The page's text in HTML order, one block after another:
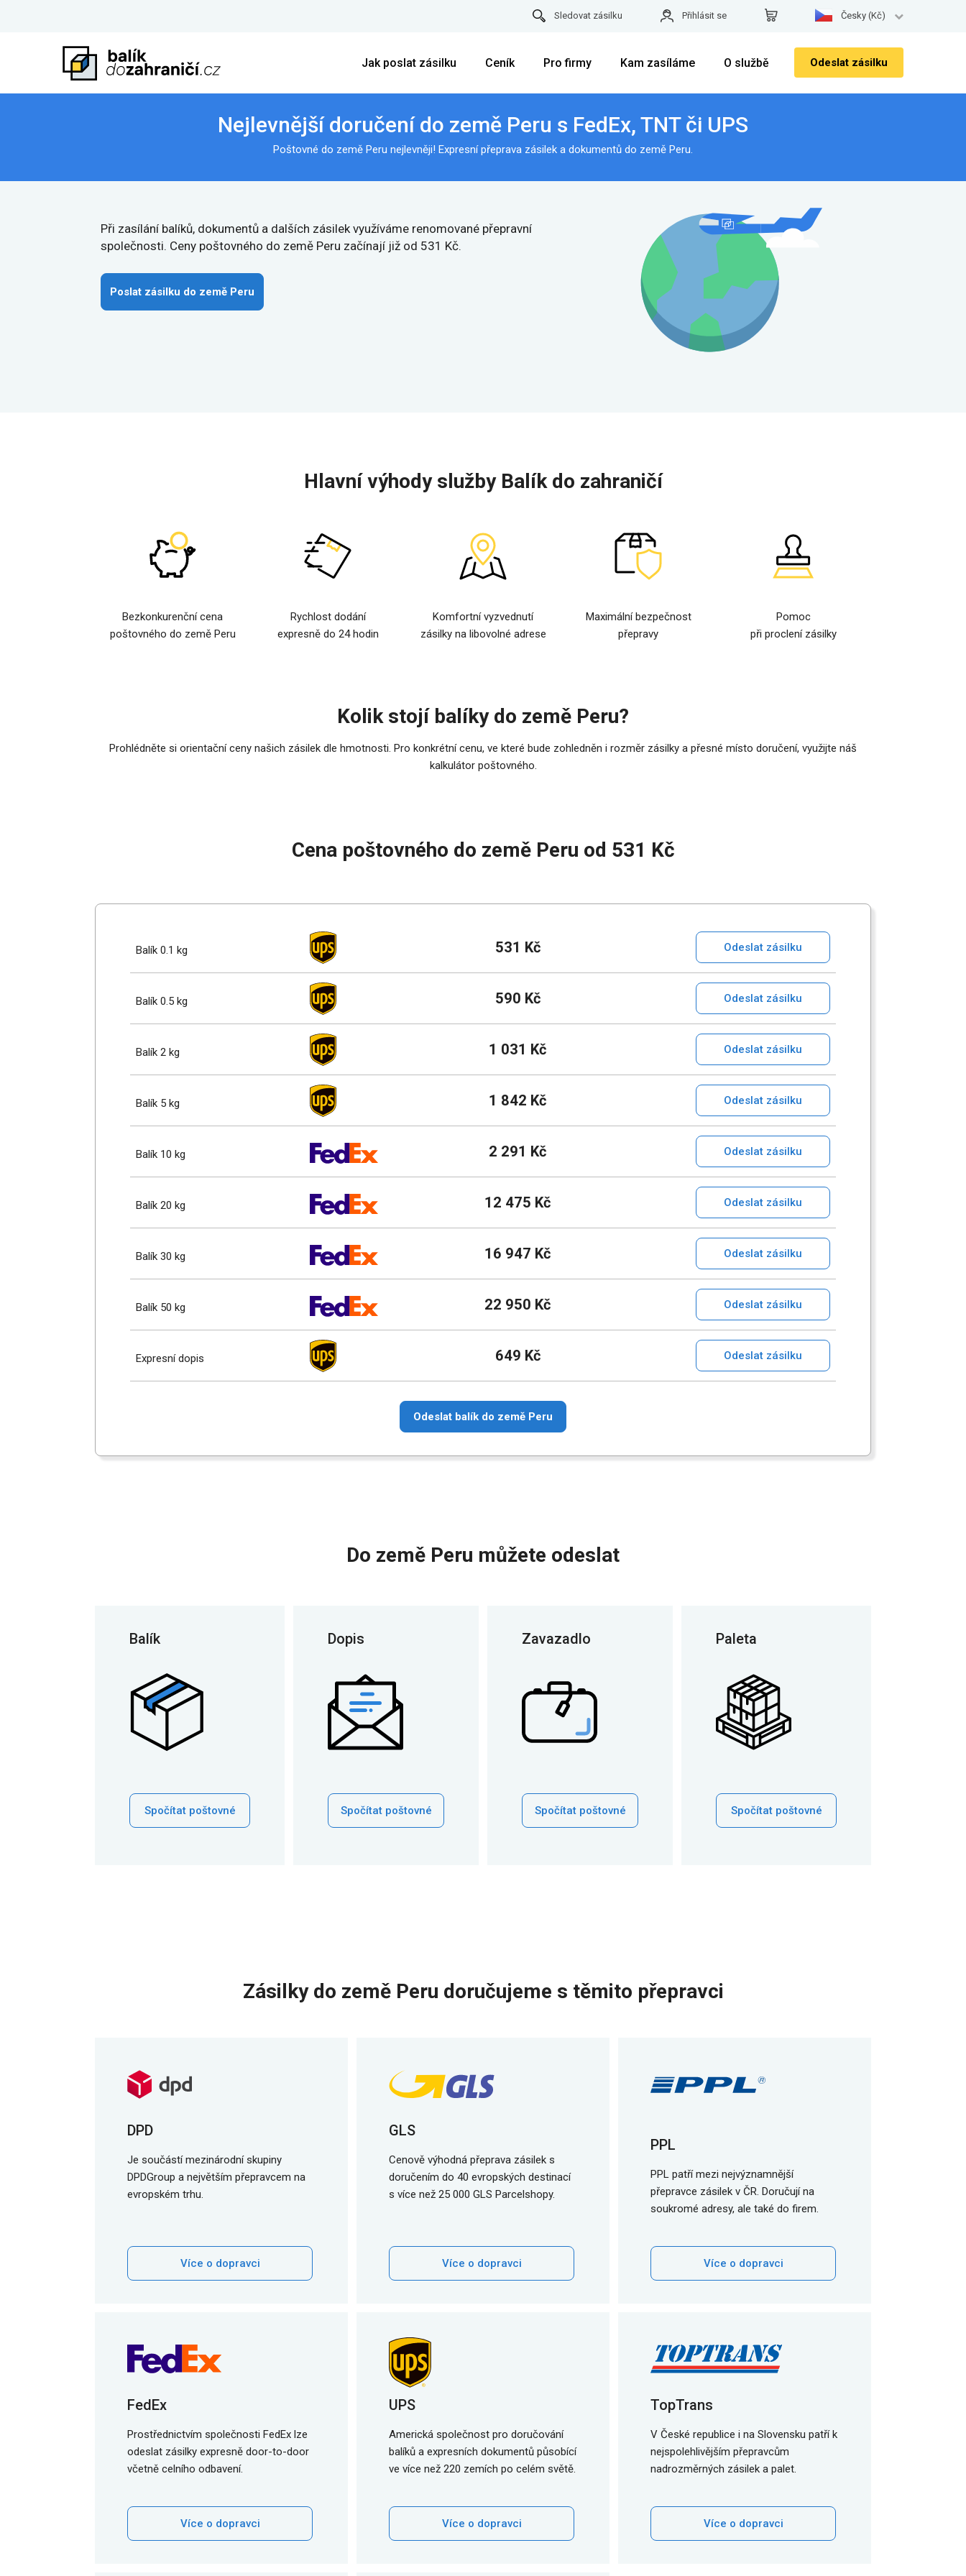
Česky (Kč)
Přihlásit se
Sledovat zásilku
Odeslat zásilku
Jak poslat zásilku Ceník Pro firmy Kam zasíláme O službě
Nejlevnější doručení do země Peru s FedEx, TNT či UPS
Poštovné do země Peru nejlevněji! Expresní přeprava zásilek a dokumentů do země Peru.
Při zasílání balíků, dokumentů a dalších zásilek využíváme renomované přepravní
společnosti. Ceny poštovného do země Peru začínají již od 531 Kč.
Poslat zásilku do země Peru
Hlavní výhody služby Balík do zahraničí
Bezkonkurenční cena
poštovného do země Peru
Rychlost dodání
expresně do 24 hodin
Komfortní vyzvednutí
zásilky na libovolné adrese
Maximální bezpečnost
přepravy
Pomoc
při proclení zásilky
Kolik stojí balíky do země Peru?
Prohlédněte si orientační ceny našich zásilek dle hmotnosti. Pro konkrétní cenu, ve které bude zohledněn i rozměr zásilky a přesné místo doručení, využijte náš
kalkulátor poštovného.
Cena poštovného do země Peru od 531 Kč
Balík 0.1 kg 531 Kč Odeslat zásilku
Balík 0.5 kg 590 Kč Odeslat zásilku
Balík 2 kg 1 031 Kč Odeslat zásilku
Balík 5 kg 1 842 Kč Odeslat zásilku
Balík 10 kg 2 291 Kč Odeslat zásilku
Balík 20 kg 12 475 Kč Odeslat zásilku
Balík 30 kg 16 947 Kč Odeslat zásilku
Balík 50 kg 22 950 Kč Odeslat zásilku
Expresní dopis 649 Kč Odeslat zásilku
Odeslat balík do země Peru
Do země Peru můžete odeslat
Balík
Spočítat poštovné
Dopis
Spočítat poštovné
Zavazadlo
Spočítat poštovné
Paleta
Spočítat poštovné
Zásilky do země Peru doručujeme s těmito přepravci
DPD
Je součástí mezinárodní skupiny
DPDGroup a největším přepravcem na
evropském trhu.
Více o dopravci
GLS
Cenově výhodná přeprava zásilek s
doručením do 40 evropských destinací
s více než 25 000 GLS Parcelshopy.
Více o dopravci
PPL
PPL patří mezi nejvýznamnější
přepravce zásilek v ČR. Doručují na
soukromé adresy, ale také do firem.
Více o dopravci
FedEx
Prostřednictvím společnosti FedEx lze
odeslat zásilky expresně door-to-door
včetně celního odbavení.
Více o dopravci
UPS
Americká společnost pro doručování
balíků a expresních dokumentů působící
ve více než 220 zemích po celém světě.
Více o dopravci
TopTrans
V České republice i na Slovensku patří k
nejspolehlivějším přepravcům
nadrozměrných zásilek a palet.
Více o dopravci